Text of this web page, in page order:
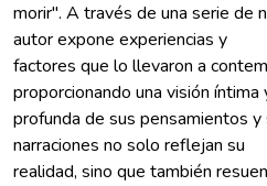
morir". A través de una serie de
autor expone experiencias y
factores que lo llevaron a
proporcionando una visión íntima
profunda de sus pensamientos
narraciones no solo reflejan su
realidad, sino que también